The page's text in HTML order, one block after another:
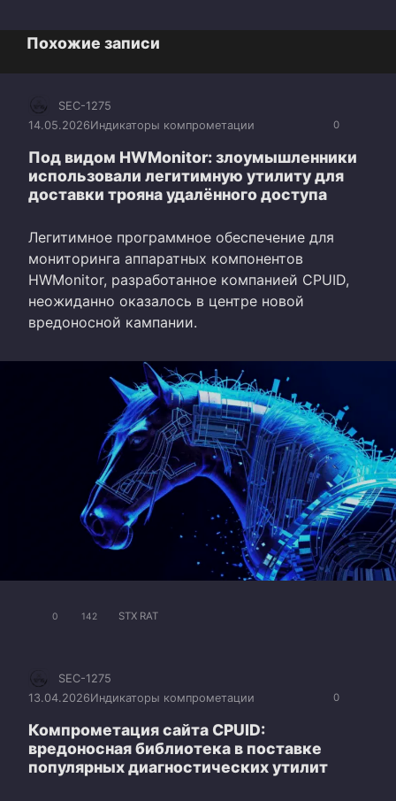
Похожие записи
0
SEC-1275
14.05.2026Индикаторы компрометации
Под видом HWMonitor: злоумышленники
использовали легитимную утилиту для
доставки трояна удалённого доступа
Легитимное программное обеспечение для
мониторинга аппаратных компонентов
HWMonitor, разработанное компанией CPUID,
неожиданно оказалось в центре новой
вредоносной кампании.
0 142 STX RAT
0
SEC-1275
13.04.2026Индикаторы компрометации
Компрометация сайта CPUID:
вредоносная библиотека в поставке
популярных диагностических утилит